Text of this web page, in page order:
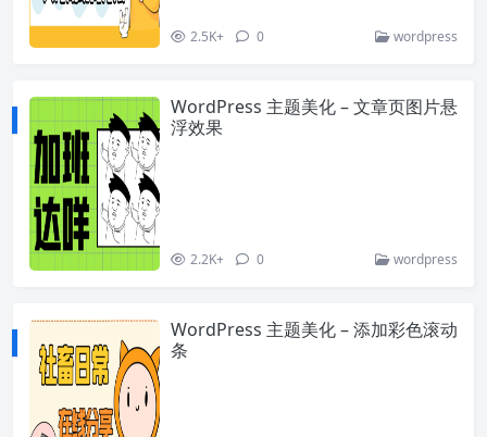
2.5K+ 0 wordpress
WordPress 主题美化 – 文章页图片悬
浮效果
2.2K+ 0 wordpress
WordPress 主题美化 – 添加彩色滚动
条